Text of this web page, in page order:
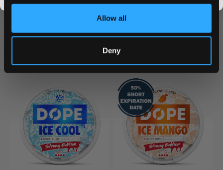
Allow all
Deny
علب
علب
علب
علب
٤٫٦٩ USD ٤٫٦٩ USD
علب
علب
علب
علب
٤٫٦٩ USD ٤٫٦٩ USD